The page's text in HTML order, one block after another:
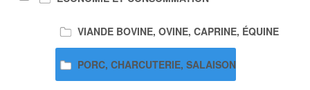
VIANDE BOVINE, OVINE, CAPRINE, ÉQUINE
PORC, CHARCUTERIE, SALAISON